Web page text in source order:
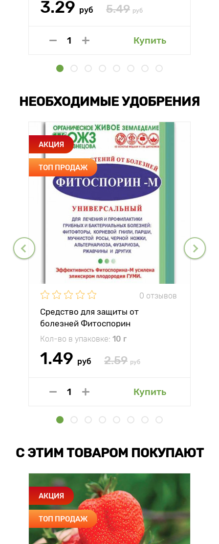
3.29 руб 5.49 руб
Купить
НЕОБХОДИМЫЕ УДОБРЕНИЯ
АКЦИЯ
ТОП ПРОДАЖ
0 отзывов
Средство для защиты от
болезней Фитоспорин
Кол-во в упаковке: 10 г
1.49 руб 2.59 руб
Купить
С ЭТИМ ТОВАРОМ ПОКУПАЮТ
АКЦИЯ
ТОП ПРОДАЖ